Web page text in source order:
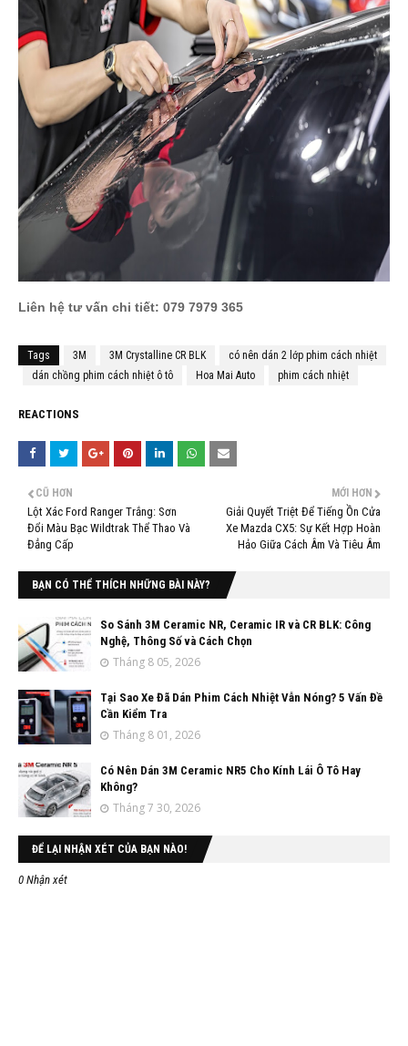
Liên hệ tư vấn chi tiết: 079 7979 365
Tags 3M 3M Crystalline CR BLK
có nên dán 2 lớp phim cách nhiệt
dán chồng phim cách nhiệt ô tô
Hoa Mai Auto phim cách nhiệt
REACTIONS
MỚI HƠN
Giải Quyết Triệt Để Tiếng Ồn Cửa
Xe Mazda CX5: Sự Kết Hợp Hoàn
Hảo Giữa Cách Âm Và Tiêu Âm
CŨ HƠN
Lột Xác Ford Ranger Trắng: Sơn
Đổi Màu Bạc Wildtrak Thể Thao Và
Đẳng Cấp
BẠN CÓ THỂ THÍCH NHỮNG BÀI NÀY?
So Sánh 3M Ceramic NR, Ceramic IR và CR BLK: Công
Nghệ, Thông Số và Cách Chọn
Tháng 8 05, 2026
Tại Sao Xe Đã Dán Phim Cách Nhiệt Vẫn Nóng? 5 Vấn Đề
Cần Kiểm Tra
Tháng 8 01, 2026
Có Nên Dán 3M Ceramic NR5 Cho Kính Lái Ô Tô Hay
Không?
Tháng 7 30, 2026
ĐỂ LẠI NHẬN XÉT CỦA BẠN NÀO!
0 Nhận xét